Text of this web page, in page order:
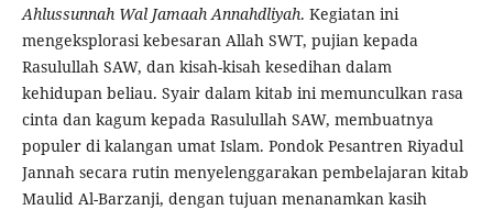
Ahlussunnah Wal Jamaah Annahdliyah. Kegiatan ini
mengeksplorasi kebesaran Allah SWT, pujian kepada
Rasulullah SAW, dan kisah-kisah kesedihan dalam
kehidupan beliau. Syair dalam kitab ini memunculkan rasa
cinta dan kagum kepada Rasulullah SAW, membuatnya
populer di kalangan umat Islam. Pondok Pesantren Riyadul
Jannah secara rutin menyelenggarakan pembelajaran kitab
Maulid Al-Barzanji, dengan tujuan menanamkan kasih